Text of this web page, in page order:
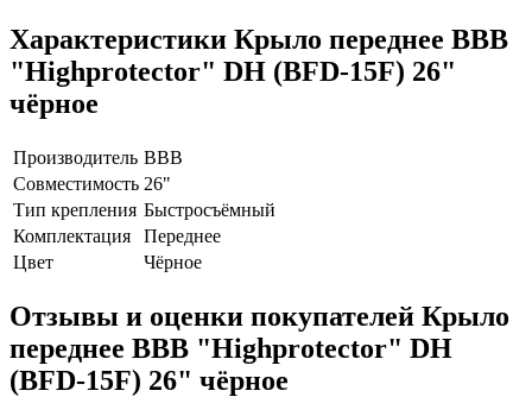
Характеристики Крыло переднее BBB
"Highprotector" DH (BFD-15F) 26"
чёрное
Производитель BBB
Совместимость 26"
Тип крепления Быстросъёмный
Комплектация
Переднее
Цвет
Чёрное
Отзывы и оценки покупателей Крыло
переднее BBB "Highprotector" DH
(BFD-15F) 26" чёрное